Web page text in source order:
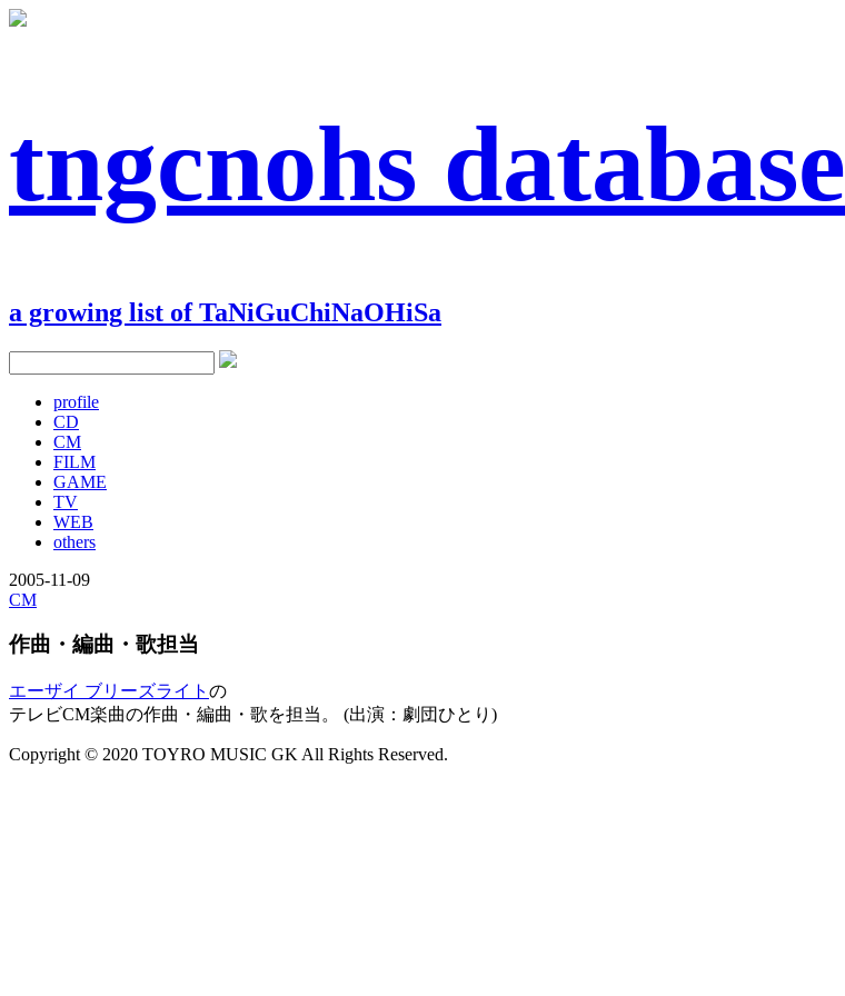
tngcnohs database
a growing list of TaNiGuChiNaOHiSa
profile
CD
CM
FILM
GAME
TV
WEB
others
2005-11-09
CM
作曲・編曲・歌担当
エーザイ ブリーズライト の
テレビCM楽曲の作曲・編曲・歌を担当。 (出演：劇団ひとり)
Copyright © 2020 TOYRO MUSIC GK All Rights Reserved.